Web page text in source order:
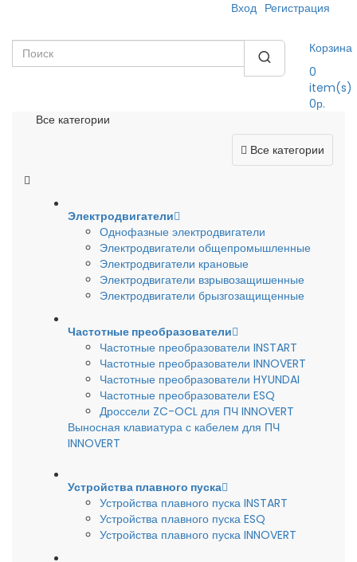
Вход Регистрация
Корзина
0
item(s)
0р.
Все категории
Все категории
Электродвигатели
Однофазные электродвигатели
Электродвигатели общепромышленные
Электродвигатели крановые
Электродвигатели взрывозащишенные
Электродвигатели брызгозащищенные
Частотные преобразователи
Частотные преобразователи INSTART
Частотные преобразователи INNOVERT
Частотные преобразователи HYUNDAI
Частотные преобразователи ESQ
Дроссели ZC-OCL для ПЧ INNOVERT
Выносная клавиатура с кабелем для ПЧ
INNOVERT
Устройства плавного пуска
Устройства плавного пуска INSTART
Устройства плавного пуска ESQ
Устройства плавного пуска INNOVERT